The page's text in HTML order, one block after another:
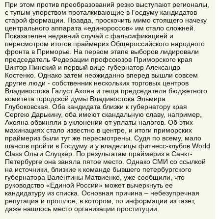
При этом против преобразований резко выступают регионалы,
с тупым упорством проталкивающие в Госдуму кандидатов
старой формации. Правда, проскочить мимо стоящего начеку
центрального аппарата «единороссов» им стало сложней.
Показателен недавний случай с фальсификацией и
пересмотром итогов праймериз Общероссийского народного
фронта в Приморье. На первом этапе выборов лидировали
председатель Федерации профсоюзов Приморского края
Виктор Пинский и первый вице-губернатор Александр
Костенко. Однако затем неожиданно вперед вышли совсем
другие люди - собственник нескольких торговых центров
Владивостока Галуст Ахоян и теща председателя бюджетного
комитета городской думы Владивостока Эльмира
Глубоковская. Оба кандидата близки к губернатору края
Сергею Дарькину, оба имеют скандальную славу, например,
Ахояна обвиняли в уклонении от уплаты налогов. Об этих
махинациях стало известно в центре, и итоги приморских
праймериз были тут же пересмотрены. Судя по всему, мало
шансов пройти в Госдуму и у владелицы фитнесс-клубов World
Class Ольги Слуцкер. По результатам праймериз в Санкт-
Петербурге она заняла пятое место. Однако СМИ со ссылкой
на источники, близкие к команде бывшего петербургского
губернатора Валентины Матвиенко, уже сообщили, что
руководство «Единой России» может вычеркнуть ее
кандидатуру из списка. Основная причина – небезупречная
репутация и прошлое, в котором, по информации из газет,
даже нашлось место организации проституции.